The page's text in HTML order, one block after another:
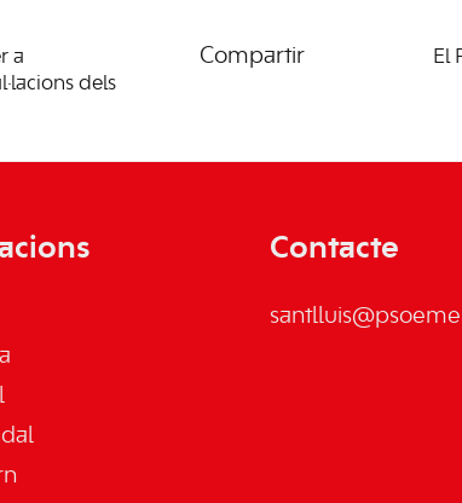
a
dels
Compartir
El
Contacte